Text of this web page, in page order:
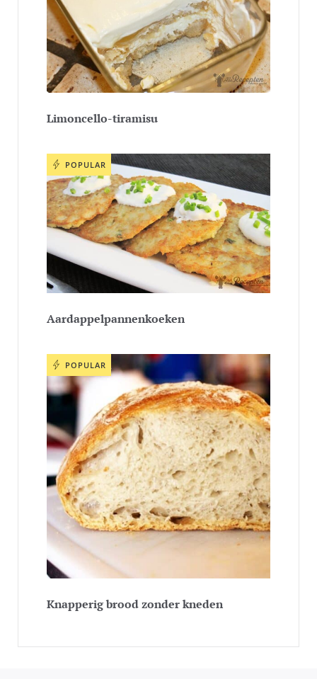
Limoncello-tiramisu
POPULAR
Aardappelpannenkoeken
POPULAR
Knapperig brood zonder kneden